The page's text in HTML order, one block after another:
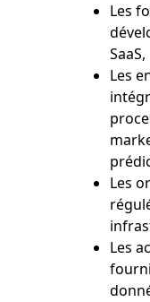
Les
Les
Les
Les